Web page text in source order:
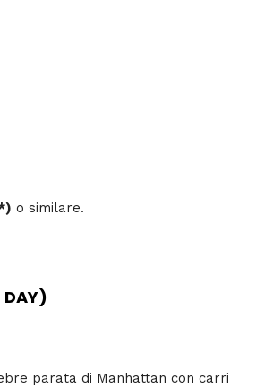
o similare.
DAY)
parata di Manhattan con carri